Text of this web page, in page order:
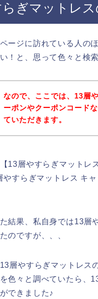
らぎマットレ
ージに訪れている人の
！と、思って色々と検
なので、ここでは、13層
ーポンやクーポンコード
ていただきます。
13層やすらぎマットレ
やすらぎマットレス キ
結果、私自身では13層
のですが、、、
層やすらぎマットレス
色々と調べていたら、
できました♪